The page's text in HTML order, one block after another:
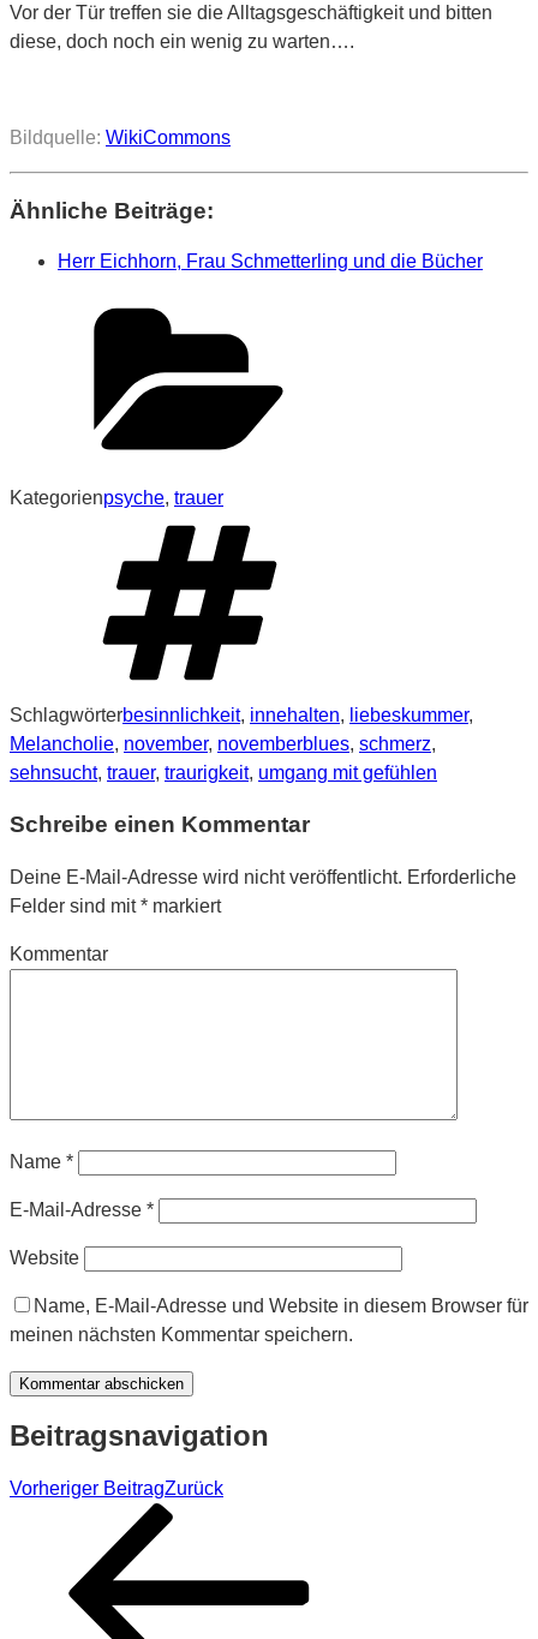
Vor der Tür treffen sie die Alltagsgeschäftigkeit und bitten
diese, doch noch ein wenig zu warten….
Bildquelle: WikiCommons
Ähnliche Beiträge:
Herr Eichhorn, Frau Schmetterling und die Bücher
Kategorienpsyche, trauer
Schlagwörterbesinnlichkeit, innehalten, liebeskummer,
Melancholie, november, novemberblues, schmerz,
sehnsucht, trauer, traurigkeit, umgang mit gefühlen
Schreibe einen Kommentar
Deine E-Mail-Adresse wird nicht veröffentlicht. Erforderliche
Felder sind mit* markiert
Kommentar
Name *
E-Mail-Adresse *
Website
Name, E-Mail-Adresse und Website in diesem Browser für
meinen nächsten Kommentar speichern.
Beitragsnavigation
Vorheriger BeitragZurück